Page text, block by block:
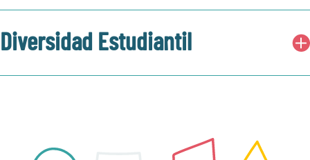
Diversidad Estudiantil